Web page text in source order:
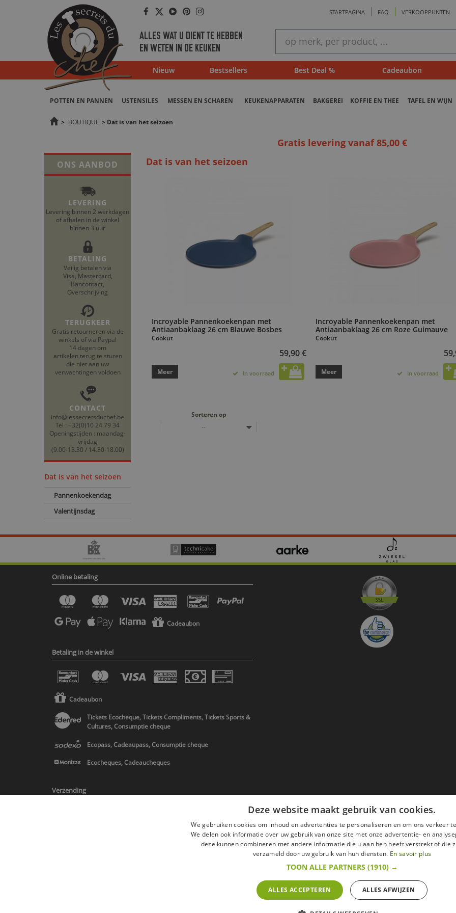
Facebook
Twitter
Youtube
Pinterest
Instagram STARTPAGINA FAQ VERKOOPPUNTEN
ALLES WAT U DIENT TE HEBBEN
EN WETEN IN DE KEUKEN
zoeken
Nieuw Bestsellers Best Deal % Cadeaubon
POTTEN EN PANNEN USTENSILES MESSEN EN SCHAREN KEUKENAPPARATEN BAKGEREI KOFFIE EN THEE TAFEL EN WIJN
> BOUTIQUE > Dat is van het seizoen
Gratis levering vanaf 85,00 €
ONS AANBOD
LEVERING
Levering binnen 2 werkdagen
of afhalen in de winkel
binnen 3 uur
BETALING
Veilig betalen via
Visa, Mastercard,
Bancontact,
Overschrijving
TERUGKEER
Gratis retourneren via de
winkels of via Paypal
14 dagen om
artikelen terug te sturen
die niet aan uw
verwachtingen voldoen
CONTACT
info@lessecretsduchef.be
Tel : +32(0)10 24 79 34
Openingstijden : maandag-
vrijdag
(9.00-13.30 / 14.30-18.00)
Dat is van het seizoen
Pannenkoekendag
Valentijnsdag
Dat is van het seizoen
Incroyable Pannenkoekenpan met
Antiaanbaklaag 26 cm Blauwe Bosbes
Cookut
59,90 €
Meer In voorraad
Incroyable Pannenkoekenpan met
Antiaanbaklaag 26 cm Roze Guimauve
Cookut
Meer In voorraad
Sorteren op
--
Online betaling
Cadeaubon
Betaling in de winkel
Cadeaubon
Tickets Ecocheque, Tickets Compliments, Tickets Sports &
Cultures, Consumptie cheque
Ecopass, Cadeaupass, Consumptie cheque
Ecocheques, Cadeaucheques
Verzending
Wettelijke vermeldingen withdrawal
Alle rechten voorbehouden ©2015 Les Secrets du Chef/Alle prijzen op deze website zijn met alle belastingen inbegrepen.
Deze website maakt gebruik van cookies.
We gebruiken cookies om inhoud en advertenties te personaliseren en om ons verkeer
We delen ook informatie over uw gebruik van onze site met onze advertentie- en
deze kunnen combineren met andere informatie die u aan hen heeft verstrekt of die
verzameld door uw gebruik van hun diensten. En savoir plus
TOON ALLE PARTNERS (1910) →
ALLES ACCEPTEREN ALLES AFWIJZEN